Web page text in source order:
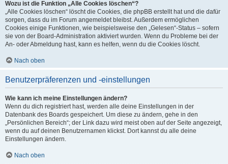
Wozu ist die Funktion „Alle Cookies löschen“?
„Alle Cookies löschen“ löscht die Cookies, die phpBB erstellt hat und die dafür
sorgen, dass du im Forum angemeldet bleibst. Außerdem ermöglichen
Cookies einige Funktionen, wie beispielsweise den „Gelesen“-Status – sofern
sie von der Board-Administration aktiviert wurden. Wenn du Probleme bei der
An- oder Abmeldung hast, kann es helfen, wenn du die Cookies löscht.
Nach oben
Benutzerpräferenzen und -einstellungen
Wie kann ich meine Einstellungen ändern?
Wenn du dich registriert hast, werden alle deine Einstellungen in der
Datenbank des Boards gespeichert. Um diese zu ändern, gehe in den
„Persönlichen Bereich“; der Link dazu wird meist oben auf der Seite angezeigt,
wenn du auf deinen Benutzernamen klickst. Dort kannst du alle deine
Einstellungen ändern.
Nach oben